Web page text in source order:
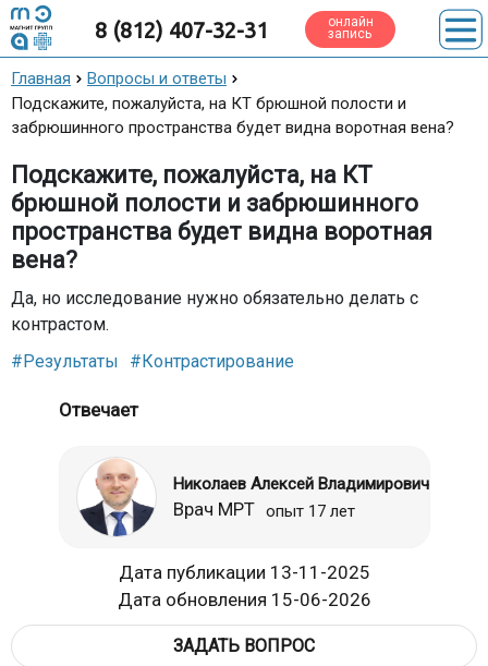
8 (812) 407-32-31 онлайн
запись
Главная
Вопросы и ответы
Подскажите, пожалуйста, на КТ брюшной полости и
забрюшинного пространства будет видна воротная вена?
Подскажите, пожалуйста, на КТ
брюшной полости и забрюшинного
пространства будет видна воротная
вена?
Да, но исследование нужно обязательно делать с
контрастом.
#Результаты
#Контрастирование
Отвечает
Николаев Алексей Владимирович
Врач МРТ опыт 17 лет
Дата публикации 13-11-2025
Дата обновления 15-06-2026
ЗАДАТЬ ВОПРОС